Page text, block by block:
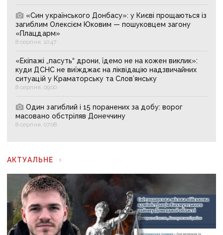
«Син українського Донбасу»: у Києві прощаються із
загиблим Олексієм Юковим — пошуковцем загону
«Плацдарм»
8 серпня, 10:47
«Екіпажі „пасуть“ дрони, їдемо не на кожен виклик»:
куди ДСНС не виїжджає на ліквідацію надзвичайних
ситуацій у Краматорську та Слов’янську
8 серпня, 09:00
Один загиблий і 15 поранених за добу: ворог
масовано обстріляв Донеччину
8 серпня, 07:08
АКТУАЛЬНЕ